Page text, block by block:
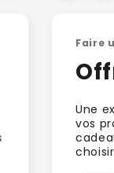
Faire
Une
vos